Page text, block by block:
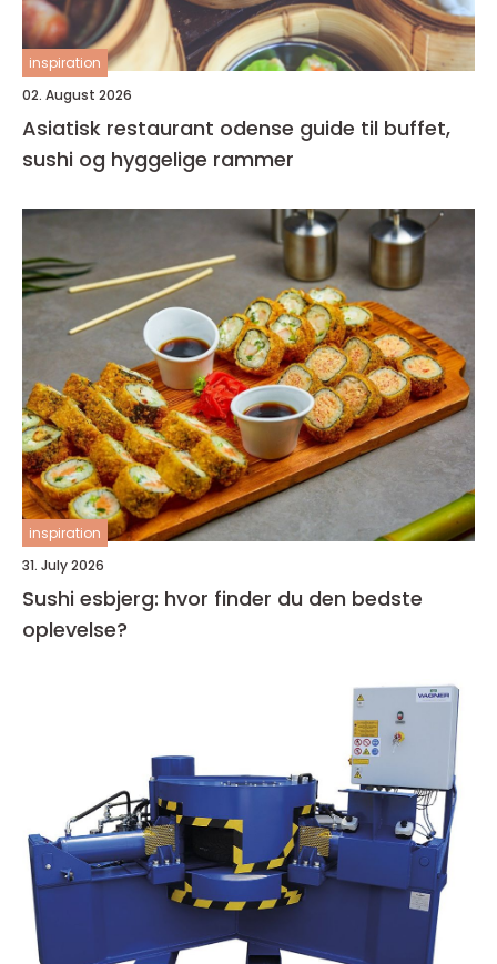
inspiration
02. August 2026
Asiatisk restaurant odense guide til buffet,
sushi og hyggelige rammer
inspiration
31. July 2026
Sushi esbjerg: hvor finder du den bedste
oplevelse?